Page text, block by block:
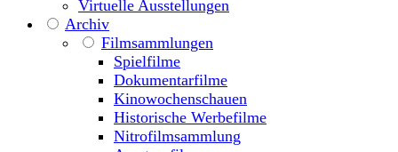
Virtuelle Ausstellungen
Archiv
Filmsammlungen
Spielfilme
Dokumentarfilme
Kinowochenschauen
Historische Werbefilme
Nitrofilmsammlung